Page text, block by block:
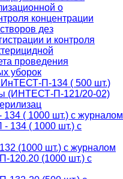
о
концентрации
дез
и контроля
проведения
уборок
ИнТЕСТ-П-134 ( 500 шт.)
(ИНТЕСТ-П-121/20-02)
134 ( 1000 шт.) с журналом
- 134 ( 1000 шт.) с
(1000 шт.) с журналом
120.20 (1000 шт.) с